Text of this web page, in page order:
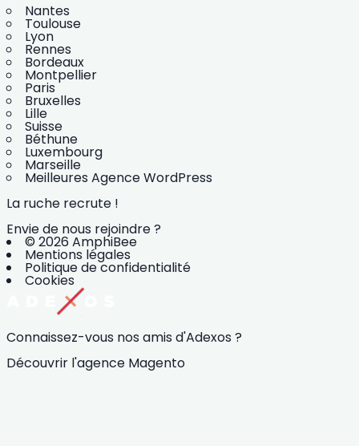
Nantes
Toulouse
Lyon
Rennes
Bordeaux
Montpellier
Paris
Bruxelles
Lille
Suisse
Béthune
Luxembourg
Marseille
Meilleures Agence WordPress
La ruche recrute !
Envie de nous rejoindre ?
© 2026 AmphiBee
Mentions légales
Politique de confidentialité
Cookies
Connaissez-vous nos amis d'Adexos ?
Découvrir l'agence Magento